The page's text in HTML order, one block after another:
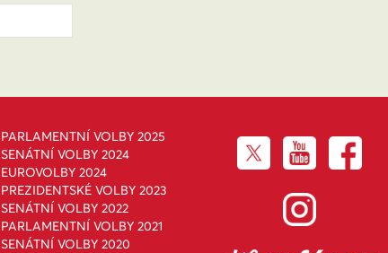
PARLAMENTNÍ VOLBY 2025
SENÁTNÍ VOLBY 2024
EUROVOLBY 2024
PREZIDENTSKÉ VOLBY 2023
SENÁTNÍ VOLBY 2022
PARLAMENTNÍ VOLBY 2021
SENÁTNÍ VOLBY 2020